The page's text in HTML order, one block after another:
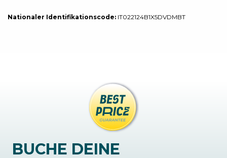
Nationaler Identifikationscode: IT022124B1X5DVDMBT
BUCHE DEINE